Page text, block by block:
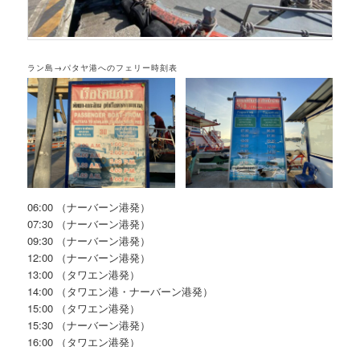
ラン島→パタヤ港へのフェリー時刻表
06:00 （ナーバーン港発）
07:30 （ナーバーン港発）
09:30 （ナーバーン港発）
12:00 （ナーバーン港発）
13:00 （タワエン港発）
14:00 （タワエン港・ナーバーン港発）
15:00 （タワエン港発）
15:30 （ナーバーン港発）
16:00 （タワエン港発）